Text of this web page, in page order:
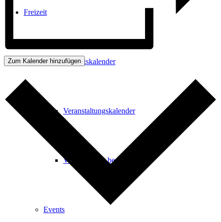
Freizeit
Veranstaltungskalender
Veranstaltungskalender
Veranstaltung beantragen
Events
Zum Kalender hinzufügen